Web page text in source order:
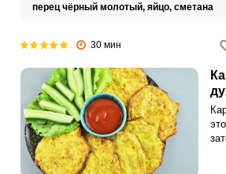
перец чёрный молотый, яйцо, сметана
30 мин